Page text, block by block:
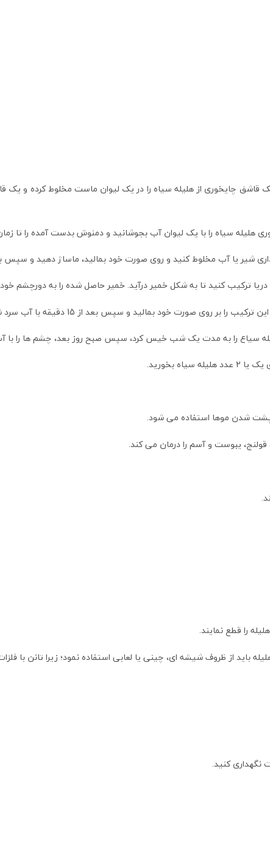
چایخوری از هلیله سیاه را در یک لیوان ماست مخلوط کرده و یک
سیاه را با یک لیوان آب بجوشانید و دمنوش بدست آمده را تا
شیر یا آب مخلوط کنید و روی صورت خود بمالید، ماساژ دهید و سپس
تا به شکل خمیر درآید. خمیر حاصل شده را به دورچشم خود بمالید و بعد از 15
صورت خود بمالید و سپس بعد از 15 دقیقه با آب سرد شستشو دهید.
سیاع را به مدت یک شب خیس کرد، سپس صبح روز بعد، چشم ها را
بخورید.
شدن موها استفاده می شود.
قولنج، یبوست و آسم را درمان می کند.
باید از ظروف شیشه ای، چینی یا لعابی استفاده نمود؛ زیرا تانن
نگهداری کنید.